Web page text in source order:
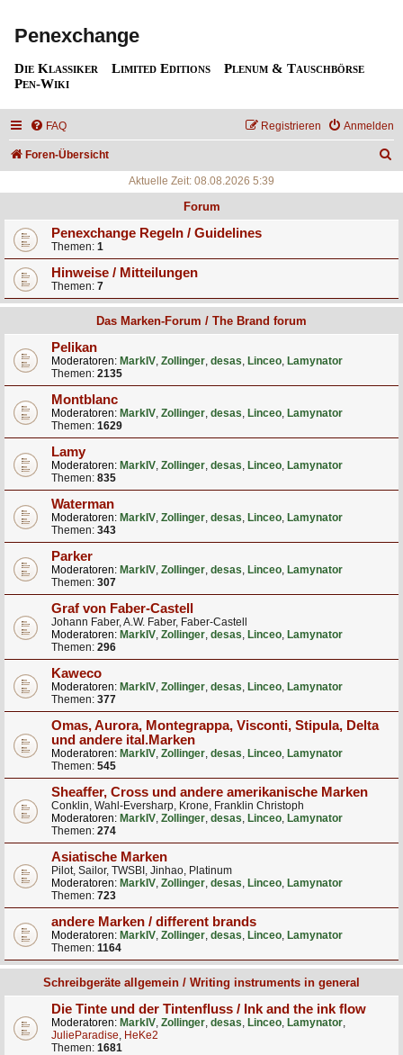
Penexchange
Die Klassiker Limited Editions
Plenum & Tauschbörse
Pen-Wiki
FAQ Anmelden
Registrieren
Foren-Übersicht
Aktuelle Zeit: 08.08.2026 5:39
Forum
Penexchange Regeln / Guidelines
Themen: 1
Hinweise / Mitteilungen
Themen: 7
Das Marken-Forum / The Brand forum
Pelikan
Moderatoren: MarkIV, Zollinger, desas, Linceo, Lamynator
Themen: 2135
Montblanc
Moderatoren: MarkIV, Zollinger, desas, Linceo, Lamynator
Themen: 1629
Lamy
Moderatoren: MarkIV, Zollinger, desas, Linceo, Lamynator
Themen: 835
Waterman
Moderatoren: MarkIV, Zollinger, desas, Linceo, Lamynator
Themen: 343
Parker
Moderatoren: MarkIV, Zollinger, desas, Linceo, Lamynator
Themen: 307
Graf von Faber-Castell
Johann Faber, A.W. Faber, Faber-Castell
Moderatoren: MarkIV, Zollinger, desas, Linceo, Lamynator
Themen: 296
Kaweco
Moderatoren: MarkIV, Zollinger, desas, Linceo, Lamynator
Themen: 377
Omas, Aurora, Montegrappa, Visconti, Stipula, Delta
und andere ital.Marken
Moderatoren: MarkIV, Zollinger, desas, Linceo, Lamynator
Themen: 545
Sheaffer, Cross und andere amerikanische Marken
Conklin, Wahl-Eversharp, Krone, Franklin Christoph
Moderatoren: MarkIV, Zollinger, desas, Linceo, Lamynator
Themen: 274
Asiatische Marken
Pilot, Sailor, TWSBI, Jinhao, Platinum
Moderatoren: MarkIV, Zollinger, desas, Linceo, Lamynator
Themen: 723
andere Marken / different brands
Moderatoren: MarkIV, Zollinger, desas, Linceo, Lamynator
Themen: 1164
Schreibgeräte allgemein / Writing instruments in general
Die Tinte und der Tintenfluss / Ink and the ink flow
Moderatoren: MarkIV, Zollinger, desas, Linceo, Lamynator,
JulieParadise, HeKe2
Themen: 1681